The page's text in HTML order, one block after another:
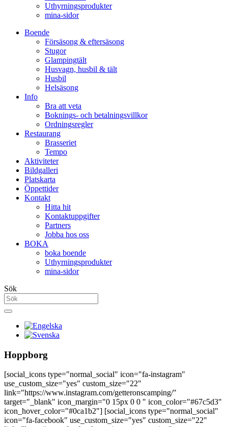
Uthyrningsprodukter
mina-sidor
Boende
Försäsong & eftersäsong
Stugor
Glampingtält
Husvagn, husbil & tält
Husbil
Helsäsong
Info
Bra att veta
Boknings- och betalningsvillkor
Ordningsregler
Restaurang
Brasseriet
Tempo
Aktiviteter
Bildgalleri
Platskarta
Öppettider
Kontakt
Hitta hit
Kontaktuppgifter
Partners
Jobba hos oss
BOKA
boka boende
Uthyrningsprodukter
mina-sidor
Sök
Hoppborg
[social_icons type="normal_social" icon="fa-instagram"
use_custom_size="yes" custom_size="22"
link="https://www.instagram.com/getteronscamping/"
target="_blank" icon_margin="0 15px 0 0 " icon_color="#67c5d3"
icon_hover_color="#0ca1b2"] [social_icons type="normal_social"
icon="fa-facebook" use_custom_size="yes" custom_size="22"